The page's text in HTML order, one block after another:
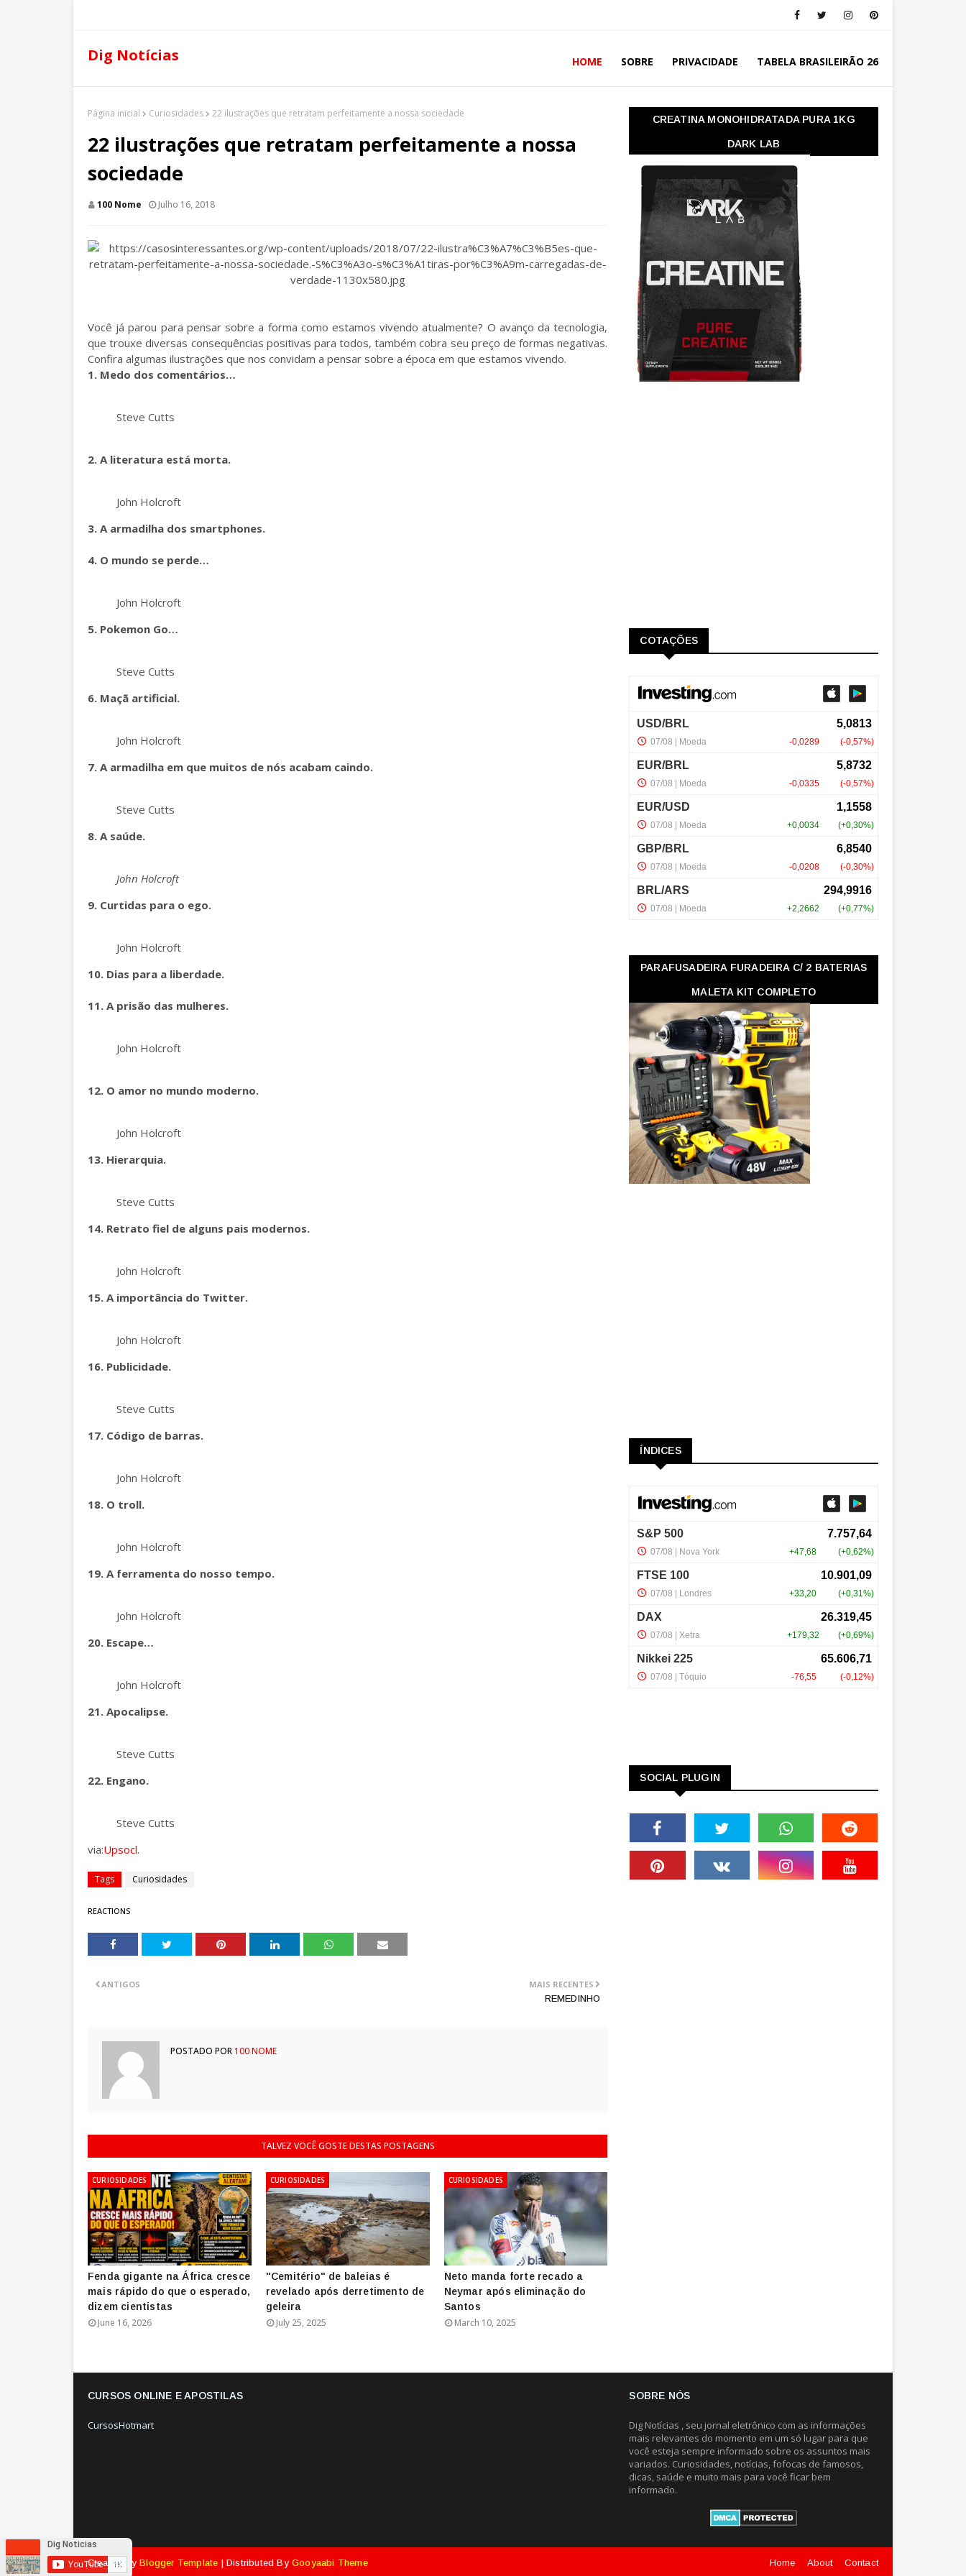
Dig Notícias HOME SOBRE PRIVACIDADE TABELA BRASILEIRÃO 26
Página inicial Curiosidades 22 ilustrações que retratam perfeitamente a nossa sociedade
22 ilustrações que retratam perfeitamente a nossa
sociedade
100 Nome Julho 16, 2018
Você já parou para pensar sobre a forma como estamos vivendo atualmente? O avanço da tecnologia,
que trouxe diversas consequências positivas para todos, também cobra seu preço de formas negativas.
Confira algumas ilustrações que nos convidam a pensar sobre a época em que estamos vivendo.
1. Medo dos comentários…
Steve Cutts
2. A literatura está morta.
John Holcroft
3. A armadilha dos smartphones.
4. O mundo se perde…
John Holcroft
5. Pokemon Go…
Steve Cutts
6. Maçã artificial.
John Holcroft
7. A armadilha em que muitos de nós acabam caindo.
Steve Cutts
8. A saúde.
John Holcroft
9. Curtidas para o ego.
John Holcroft
10. Dias para a liberdade.
11. A prisão das mulheres.
John Holcroft
12. O amor no mundo moderno.
John Holcroft
13. Hierarquia.
Steve Cutts
14. Retrato fiel de alguns pais modernos.
John Holcroft
15. A importância do Twitter.
John Holcroft
16. Publicidade.
Steve Cutts
17. Código de barras.
John Holcroft
18. O troll.
John Holcroft
19. A ferramenta do nosso tempo.
John Holcroft
20. Escape…
John Holcroft
21. Apocalipse.
Steve Cutts
22. Engano.
Steve Cutts
via:Upsocl.
Tags Curiosidades
REACTIONS
MAIS RECENTES
REMEDINHO
ANTIGOS
POSTADO POR100 NOME
TALVEZ VOCÊ GOSTE DESTAS POSTAGENS
CURIOSIDADES
Fenda gigante na África cresce
mais rápido do que o esperado,
dizem cientistas
June 16, 2026
CURIOSIDADES
"Cemitério" de baleias é
revelado após derretimento de
geleira
July 25, 2025
CURIOSIDADES
Neto manda forte recado a
Neymar após eliminação do
Santos
March 10, 2025
CREATINA MONOHIDRATADA PURA 1KG
DARK LAB
COTAÇÕES
PARAFUSADEIRA FURADEIRA C/ 2 BATERIAS
MALETA KIT COMPLETO
ÍNDICES
SOCIAL PLUGIN
CURSOS ONLINE E APOSTILAS
CursosHotmart
SOBRE NÓS
Dig Notícias , seu jornal eletrônico com as informações
mais relevantes do momento em um só lugar para que
você esteja sempre informado sobre os assuntos mais
variados. Curiosidades, notícias, fofocas de famosos,
dicas, saúde e muito mais para você ficar bem
informado.
Created ByBlogger Template | Distributed ByGooyaabi Theme Home About Contact